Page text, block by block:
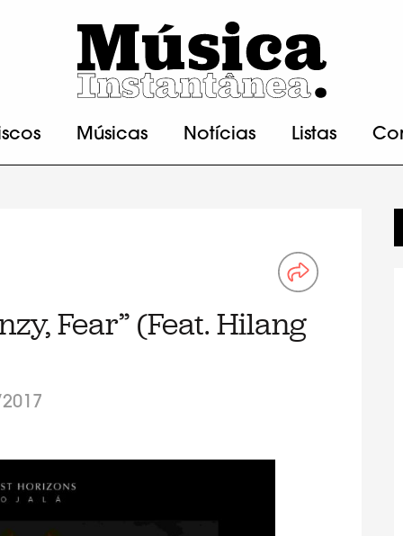
Músicas Notícias Listas
Fear” (Feat. Hilang